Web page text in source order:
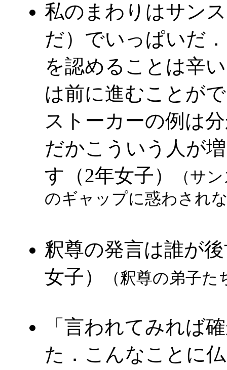
私のまわりはサン
だ）でいっぱいだ
を認めることは辛
は前に進むことが
ストーカーの例は
だかこういう人が
す（2年女子）
（サ
のギャップに惑わされ
釈尊の発言は誰が
女子）
（釈尊の弟子た
「言われてみれば
た．こんなことに